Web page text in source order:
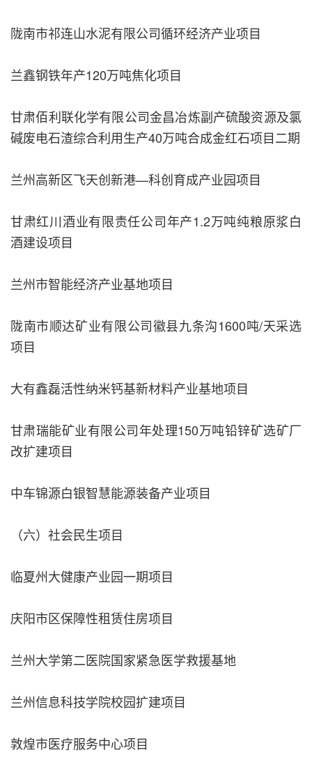
陇南市祁连山水泥有限公司循环经济产业项目
兰鑫钢铁年产120万吨焦化项目
甘肃佰利联化学有限公司金昌冶炼副产硫酸资源及氯
碱废电石渣综合利用生产40万吨合成金红石项目二期
兰州高新区飞天创新港—科创育成产业园项目
甘肃红川酒业有限责任公司年产1.2万吨纯粮原浆白
酒建设项目
兰州市智能经济产业基地项目
陇南市顺达矿业有限公司徽县九条沟1600吨/天采选
项目
大有鑫磊活性纳米钙基新材料产业基地项目
甘肃瑞能矿业有限公司年处理150万吨铅锌矿选矿厂
改扩建项目
中车锦源白银智慧能源装备产业项目
（六）社会民生项目
临夏州大健康产业园一期项目
庆阳市区保障性租赁住房项目
兰州大学第二医院国家紧急医学救援基地
兰州信息科技学院校园扩建项目
敦煌市医疗服务中心项目